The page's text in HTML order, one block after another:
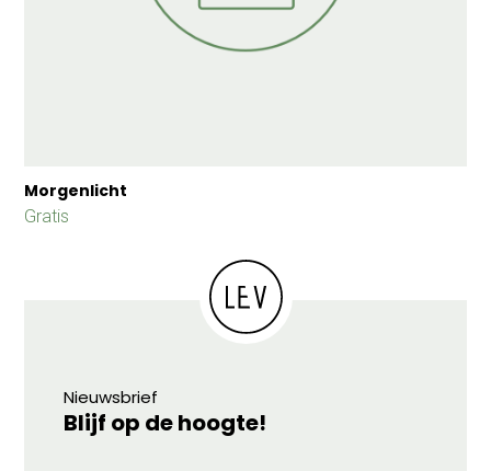
Morgenlicht
Gratis
Nieuwsbrief
Blijf op de hoogte!